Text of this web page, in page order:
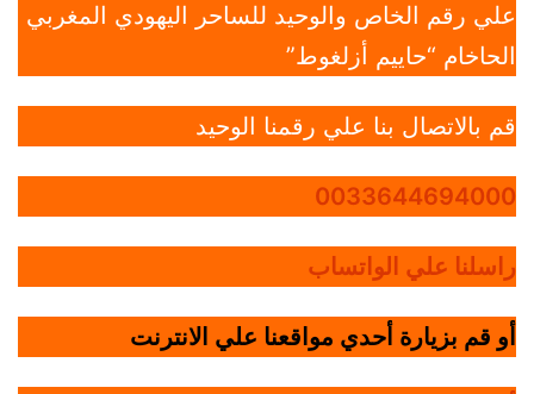
علي رقم الخاص والوحيد للساحر اليهودي المغربي
الحاخام “حاييم أزلغوط”
قم بالاتصال بنا علي رقمنا الوحيد
0033644694000
راسلنا علي الواتساب
أو قم بزيارة أحدي مواقعنا علي الانترنت